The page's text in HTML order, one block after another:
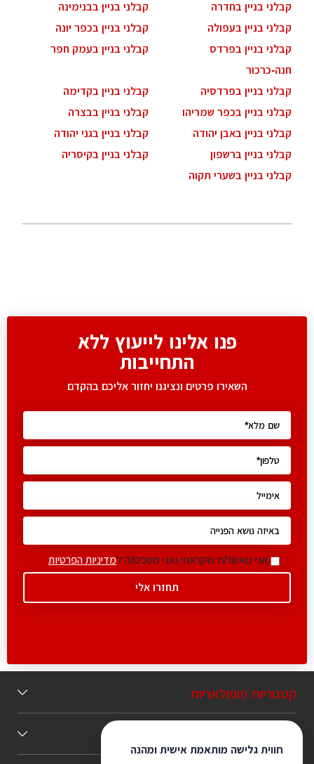
קבלני בניין בחדרה
קבלני בניין בבנימינה
קבלני בניין בעפולה
קבלני בניין בכפר יונה
קבלני בניין בפרדס
חנה-כרכור
קבלני בניין בעמק חפר
קבלני בניין בפרדסיה
קבלני בניין בקדימה
קבלני בניין בכפר שמריהו
קבלני בניין בבצרה
קבלני בניין באבן יהודה
קבלני בניין בגני יהודה
קבלני בניין ברשפון
קבלני בניין בקיסריה
קבלני בניין בשערי תקוה
פנו אלינו לייעוץ ללא
התחייבות
השאירו פרטים ונציגנו יחזור אליכם בהקדם
אני מאשר/ת שקראתי ואני מסכים/ה למדיניות הפרטיות
חווית גלישה מותאמת אישית ומהנה
קטגוריות פופולאריות